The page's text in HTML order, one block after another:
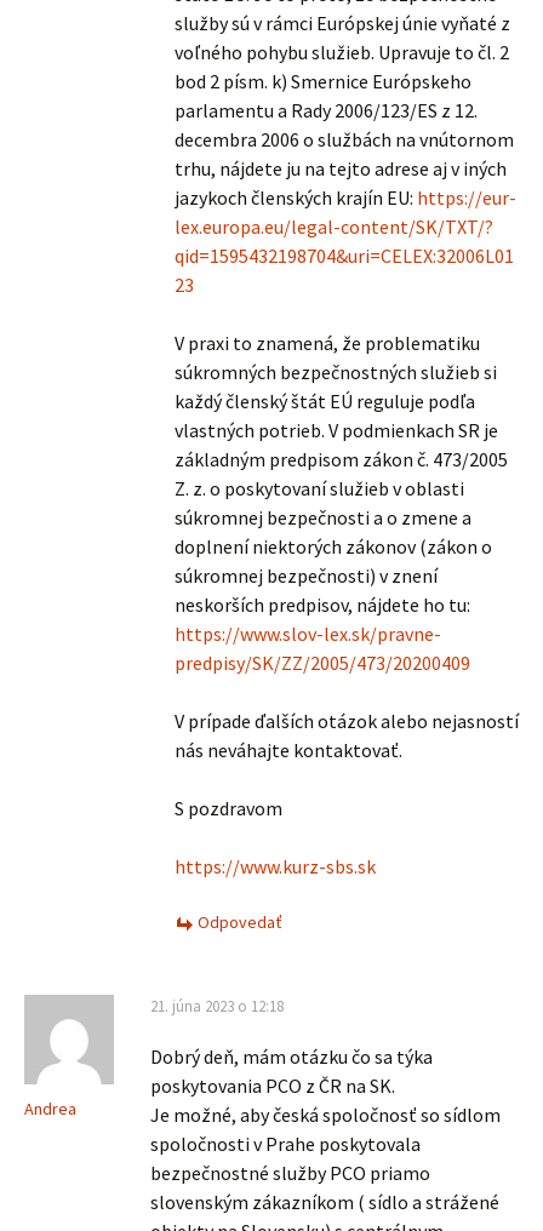
služby sú v rámci Európskej únie vyňaté z
voľného pohybu služieb. Upravuje to čl. 2
bod 2 písm. k) Smernice Európskeho
parlamentu a Rady 2006/123/ES z 12.
decembra 2006 o službách na vnútornom
trhu, nájdete ju na tejto adrese aj v iných
jazykoch členských krajín EU: https://eur-
lex.europa.eu/legal-content/SK/TXT/?
qid=1595432198704&uri=CELEX:32006L01
23
V praxi to znamená, že problematiku
súkromných bezpečnostných služieb si
každý členský štát EÚ reguluje podľa
vlastných potrieb. V podmienkach SR je
základným predpisom zákon č. 473/2005
Z. z. o poskytovaní služieb v oblasti
súkromnej bezpečnosti a o zmene a
doplnení niektorých zákonov (zákon o
súkromnej bezpečnosti) v znení
neskorších predpisov, nájdete ho tu:
https://www.slov-lex.sk/pravne-
predpisy/SK/ZZ/2005/473/20200409
V prípade ďalších otázok alebo nejasností
nás neváhajte kontaktovať.
S pozdravom
https://www.kurz-sbs.sk
Odpovedať
Andrea
21. júna 2023 o 12:18
Dobrý deň, mám otázku čo sa týka
poskytovania PCO z ČR na SK.
Je možné, aby česká spoločnosť so sídlom
spoločnosti v Prahe poskytovala
bezpečnostné služby PCO priamo
slovenským zákazníkom ( sídlo a strážené